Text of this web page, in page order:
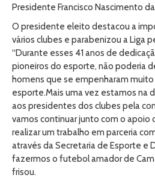
Presidente Francisco Nascimento da
O presidente eleito destacou a
vários clubes e parabenizou a Liga
“Durante esses 41 anos de
pioneiros do esporte, não poderia
homens que se empenharam
esporte.Mais uma vez estamos na
aos presidentes dos clubes pela
vamos continuar junto com o
realizar um trabalho em parceria
através da Secretaria de Esporte e
fazermos o futebol amador de
frisou.